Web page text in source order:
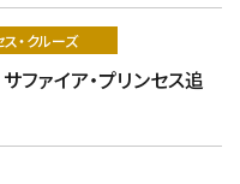
・クルーズ
ファイア・プリンセス追